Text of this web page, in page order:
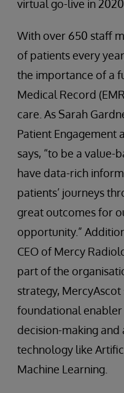
virtual go-live in 2020.
With over 650 staff
of patients every
the importance of a
Medical Record
care. As Sarah
Patient Engagement
says, “to be a value-
have data-rich
patients’ journeys
great outcomes for
opportunity.”
CEO of Mercy
part of the
strategy, MercyAscot
foundational
decision-making
technology like
Machine Learning.